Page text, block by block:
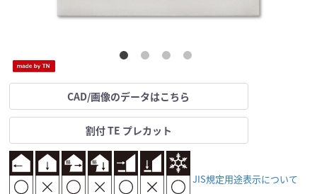
CAD/画像のデータはこちら
割付 TE プレカット
JIS規定用途表示について